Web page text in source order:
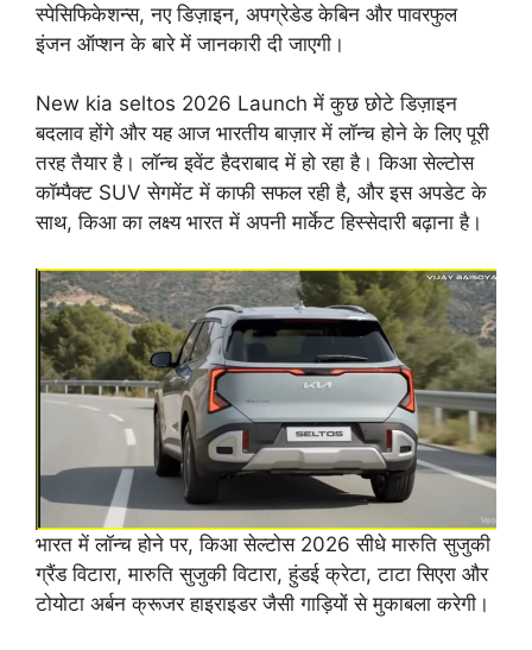
स्पेसिफिकेशन्स, नए डिज़ाइन, अपग्रेडेड केबिन और पावरफुल
इंजन ऑप्शन के बारे में जानकारी दी जाएगी।
New kia seltos 2026 Launch में कुछ छोटे डिज़ाइन
बदलाव होंगे और यह आज भारतीय बाज़ार में लॉन्च होने के लिए पूरी
तरह तैयार है। लॉन्च इवेंट हैदराबाद में हो रहा है। किआ सेल्टोस
कॉम्पैक्ट SUV सेगमेंट में काफी सफल रही है, और इस अपडेट के
साथ, किआ का लक्ष्य भारत में अपनी मार्केट हिस्सेदारी बढ़ाना है।
भारत में लॉन्च होने पर, किआ सेल्टोस 2026 सीधे मारुति सुजुकी
ग्रैंड विटारा, मारुति सुजुकी विटारा, हुंडई क्रेटा, टाटा सिएरा और
टोयोटा अर्बन क्रूजर हाइराइडर जैसी गाड़ियों से मुकाबला करेगी।